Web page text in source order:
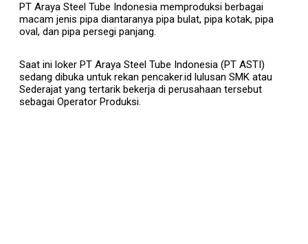
PT Araya Steel Tube Indonesia memproduksi berbagai
macam jenis pipa diantaranya pipa bulat, pipa kotak, pipa
oval, dan pipa persegi panjang.
Saat ini loker PT Araya Steel Tube Indonesia (PT ASTI)
sedang dibuka untuk rekan pencaker.id lulusan SMK atau
Sederajat yang tertarik bekerja di perusahaan tersebut
sebagai Operator Produksi.